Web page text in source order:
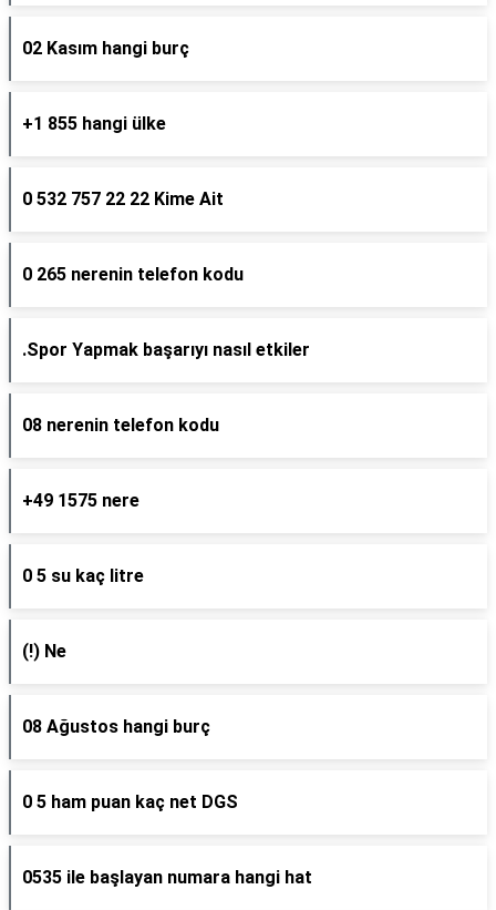
02 Kasım hangi burç
+1 855 hangi ülke
0 532 757 22 22 Kime Ait
0 265 nerenin telefon kodu
.Spor Yapmak başarıyı nasıl etkiler
08 nerenin telefon kodu
+49 1575 nere
0 5 su kaç litre
(!) Ne
08 Ağustos hangi burç
0 5 ham puan kaç net DGS
0535 ile başlayan numara hangi hat